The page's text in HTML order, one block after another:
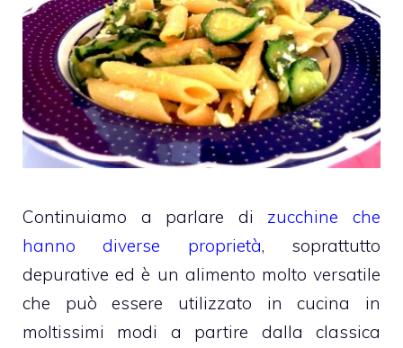
Continuiamo a parlare di zucchine che
hanno diverse proprietà, soprattutto
depurative ed è un alimento molto versatile
che può essere utilizzato in cucina in
moltissimi modi a partire dalla classica